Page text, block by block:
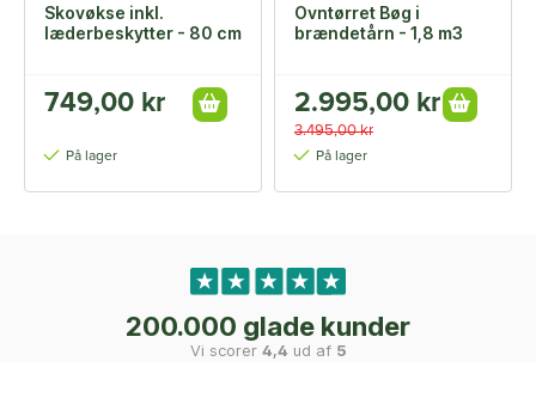
Skovøkse inkl.
læderbeskytter - 80 cm
749,00 kr
På lager
Ovntørret Bøg i
brændetårn - 1,8 m3
2.995,00 kr
3.495,00 kr
På lager
200.000 glade kunder
Vi scorer 4,4 ud af 5